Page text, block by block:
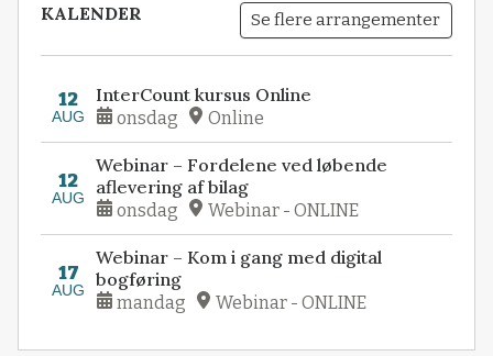
KALENDER Se flere arrangementer
12
AUG
InterCount kursus Online
onsdag Online
12
AUG
Webinar – Fordelene ved løbende
aflevering af bilag
onsdag Webinar - ONLINE
17
AUG
Webinar – Kom i gang med digital
bogføring
mandag Webinar - ONLINE